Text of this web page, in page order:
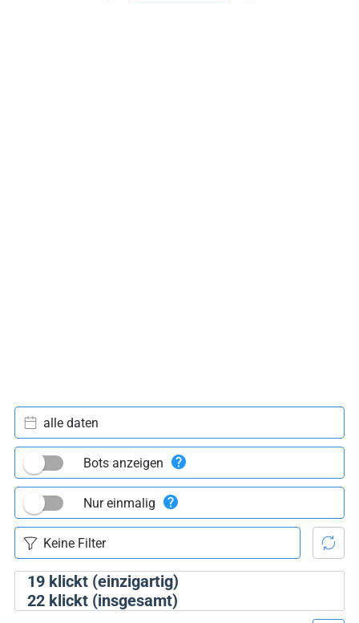
19klickt (einzigartig)
22klickt (insgesamt)
alle daten
Bots anzeigen
Nur einmalig